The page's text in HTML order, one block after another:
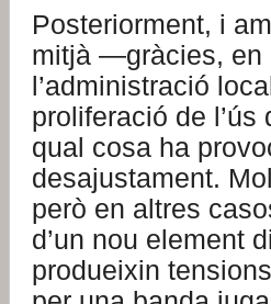
Posteriorment, i
mitjà —gràcies, en
l’administració
proliferació de
qual cosa ha
desajustament.
però en altres
d’un nou element
produeixin